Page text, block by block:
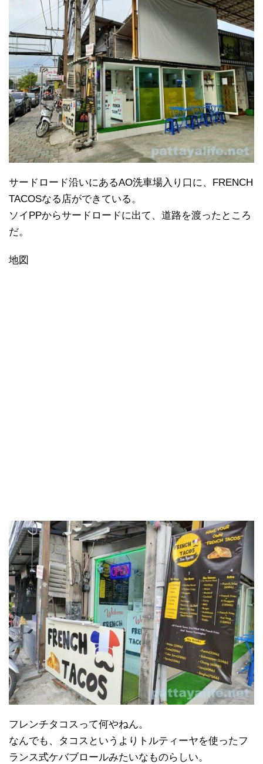
サードロード沿いにあるAO洗車場入り口に、FRENCH
TACOSなる店ができている。
ソイPPからサードロードに出て、道路を渡ったところ
だ。
地図
フレンチタコスって何やねん。
なんでも、タコスというよりトルティーヤを使ったフ
ランス式ケバブロールみたいなものらしい。